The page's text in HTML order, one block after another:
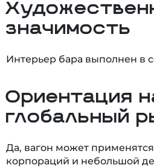
значимость
Интерьер бара выполнен в
Ориентация
глобальный
Да, вагон может
корпораций и небольшой